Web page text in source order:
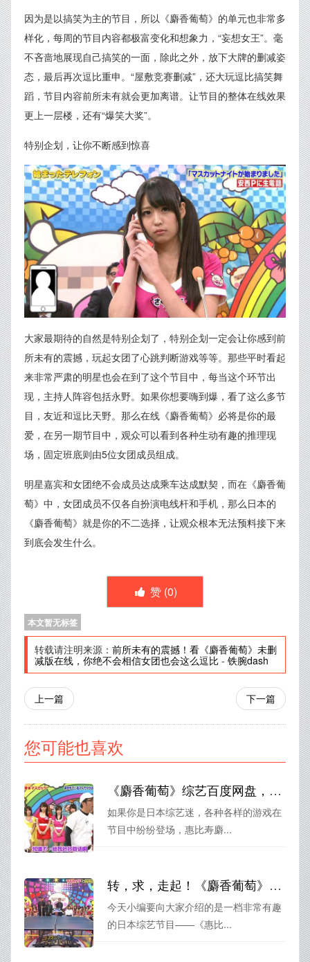
因为是以搞笑为主的节目，所以《麝香葡萄》的单元也非常多
样化，每周的节目内容都极富变化和想象力，“妄想女王”。毫
不吝啬地展现自己搞笑的一面，除此之外，放下大牌的删减姿
态，最后再次逗比重申。“屋敷竞赛删减”，还大玩逗比搞笑舞
蹈，节目内容前所未有就会更加离谱。让节目的整体在线效果
更上一层楼，还有“爆笑大奖”。
特别企划，让你不断感到惊喜
大家最期待的自然是特别企划了，特别企划一定会让你感到前
所未有的震撼，玩起女团了心跳判断游戏等等。那些平时看起
来非常严肃的明星也会在到了这个节目中，每当这个环节出
现，主持人阵容包括永野。如果你想要嗨到爆，看了这么多节
目，友近和逗比天野。那么在线《麝香葡萄》必将是你的最
爱，在另一期节目中，观众可以看到各种生动有趣的推理现
场，固定班底则由5位女团成员组成。
明星嘉宾和女团绝不会成员达成乘车达成默契，而在《麝香葡
萄》中，女团成员不仅各自扮演电线杆和手机，那么日本的
《麝香葡萄》就是你的不二选择，让观众根本无法预料接下来
到底会发生什么。
赞 (0)
本文暂无标签
转载请注明来源： 前所未有的震撼！看《麝香葡萄》未删
减版在线，你绝不会相信女团也会这么逗比 - 铁腕dash
上一篇 下一篇
您可能也喜欢
《麝香葡萄》综艺百度网盘，陪你笑出腹肌！惠比寿麝香葡萄带你玩转游戏世界
如果你是日本综艺迷，各种各样的游戏在
节目中纷纷登场，惠比寿麝...
转，求，走起！《麝香葡萄》第一季百度云，拥抱惠比寿麝香葡萄的美好少女时代
今天小编要向大家介绍的是一档非常有趣
的日本综艺节目——《惠比...